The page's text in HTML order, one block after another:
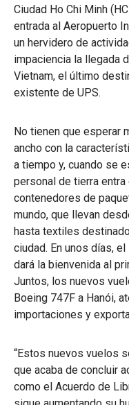
Ciudad Ho Chi Minh
entrada al Aeropuerto
un hervidero de
impaciencia la llegada
Vietnam, el último
existente de UPS.
No tienen que esperar
ancho con la
a tiempo y, cuando se
personal de tierra entra
contenedores de
mundo, que llevan
hasta textiles
ciudad. En unos días,
dará la bienvenida al
Juntos, los nuevos
Boeing 747F a Hanói,
importaciones y
“Estos nuevos vuelos
que acaba de concluir
como el Acuerdo de